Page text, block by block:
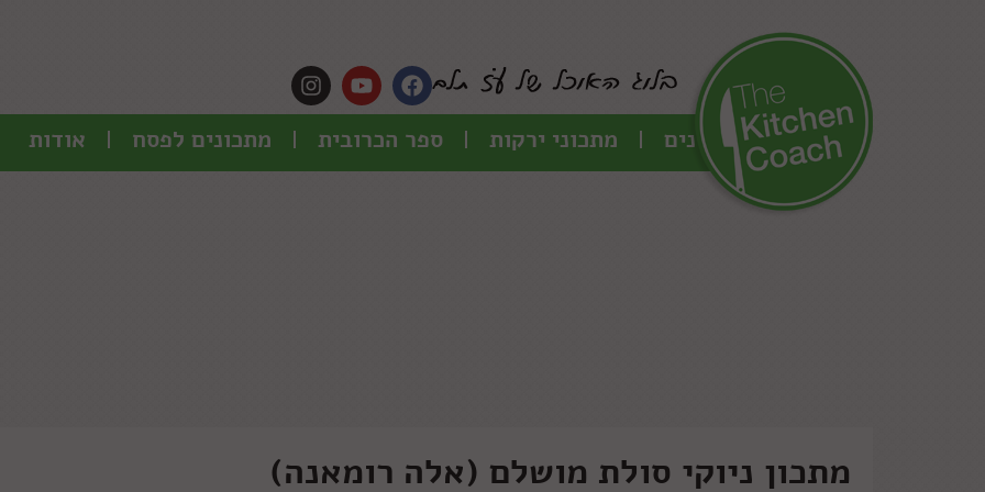
כל המתכונים מתכוני ירקות ספר הכרובית מתכונים לפסח אודות
מתכון ניוקי סולת מושלם (אלה רומאנה)